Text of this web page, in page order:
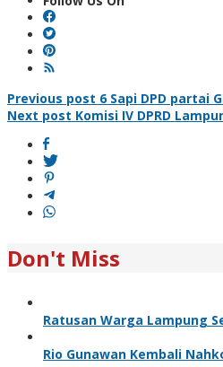
Post
navigation
Previous post 6 Sapi DPD partai
Next post Komisi IV DPRD
Don't Miss
Ratusan Warga Lampung
Rio Gunawan Kembali